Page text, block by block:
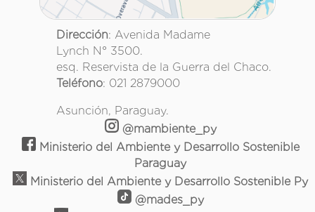
Dirección: Avenida Madame
Lynch N° 3500.
esq. Reservista de la Guerra del Chaco.
Teléfono: 021 2879000
Asunción, Paraguay.
@mambiente_py
Ministerio del Ambiente y Desarrollo Sostenible
Paraguay
Ministerio del Ambiente y Desarrollo Sostenible Py
@mades_py